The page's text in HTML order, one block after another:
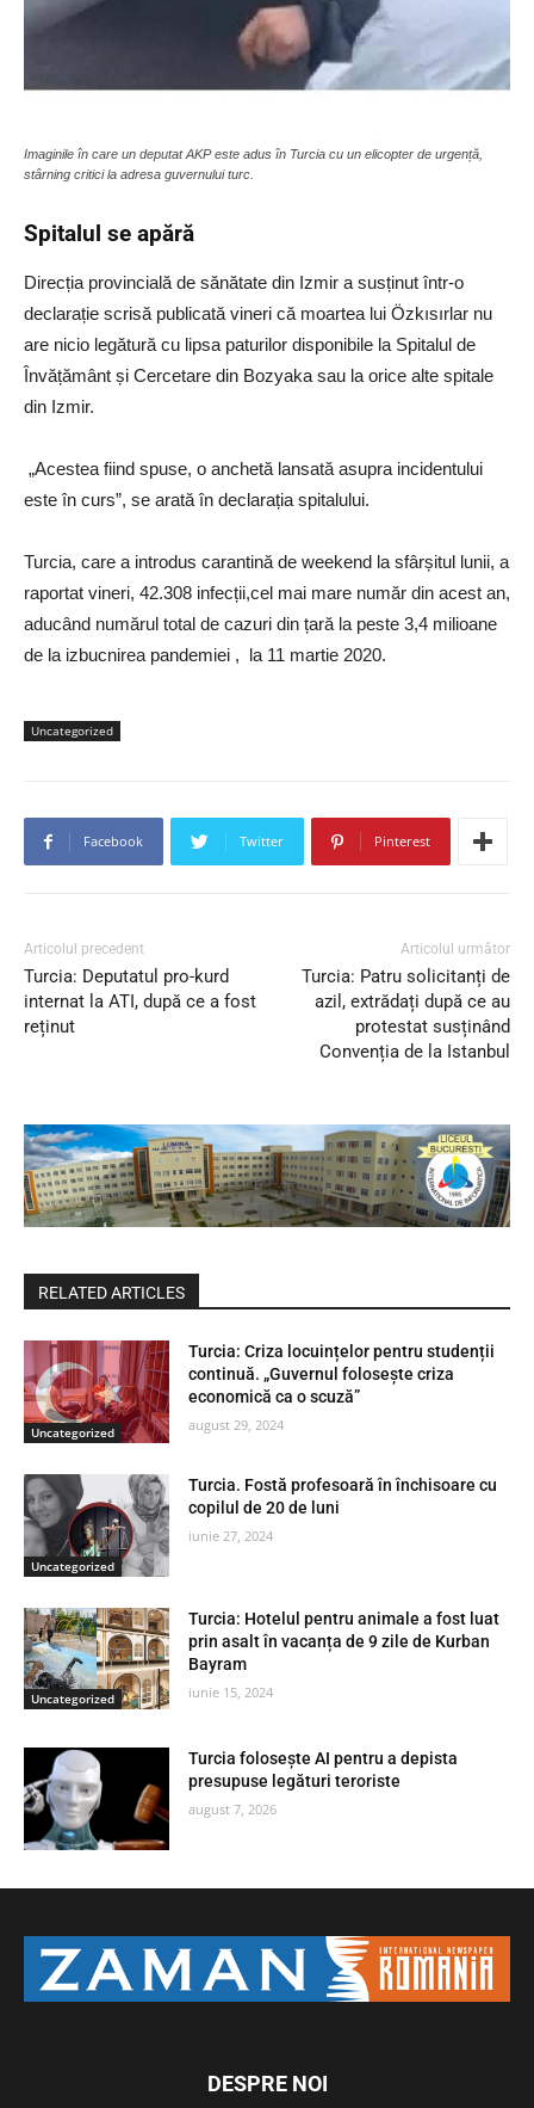
Imaginile în care un deputat AKP este adus în Turcia cu un elicopter de urgență,
stârning critici la adresa guvernului turc.
Spitalul se apără
Direcția provincială de sănătate din Izmir a susținut într-o
declarație scrisă publicată vineri că moartea lui Özkısırlar nu
are nicio legătură cu lipsa paturilor disponibile la Spitalul de
Învățământ și Cercetare din Bozyaka sau la orice alte spitale
din Izmir.
„Acestea fiind spuse, o anchetă lansată asupra incidentului
este în curs”, se arată în declarația spitalului.
Turcia, care a introdus carantină de weekend la sfârșitul lunii, a
raportat vineri, 42.308 infecții,cel mai mare număr din acest an,
aducând numărul total de cazuri din țară la peste 3,4 milioane
de la izbucnirea pandemiei , la 11 martie 2020.
Uncategorized
Facebook Twitter Pinterest
Articolul precedent
Turcia: Deputatul pro-kurd
internat la ATI, după ce a fost
reținut
Articolul următor
Turcia: Patru solicitanți de
azil, extrădați după ce au
protestat susținând
Convenția de la Istanbul
RELATED ARTICLES
Uncategorized
Turcia: Criza locuințelor pentru studenții
continuă. „Guvernul folosește criza
economică ca o scuză”
august 29, 2024
Uncategorized
Turcia. Fostă profesoară în închisoare cu
copilul de 20 de luni
iunie 27, 2024
Uncategorized
Turcia: Hotelul pentru animale a fost luat
prin asalt în vacanța de 9 zile de Kurban
Bayram
iunie 15, 2024
Turcia folosește AI pentru a depista
presupuse legături teroriste
august 7, 2026
DESPRE NOI